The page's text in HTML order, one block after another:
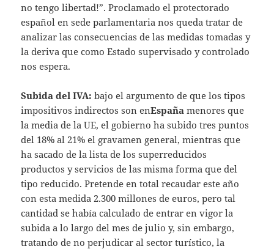
no tengo libertad!”. Proclamado el protectorado
español en sede parlamentaria nos queda tratar de
analizar las consecuencias de las medidas tomadas y
la deriva que como Estado supervisado y controlado
nos espera.
Subida del IVA: bajo el argumento de que los tipos
impositivos indirectos son enEspañamenores que
la media de la UE, el gobierno ha subido tres puntos
del 18% al 21% el gravamen general, mientras que
ha sacado de la lista de los superreducidos
productos y servicios de las misma forma que del
tipo reducido. Pretende en total recaudar este año
con esta medida 2.300 millones de euros, pero tal
cantidad se había calculado de entrar en vigor la
subida a lo largo del mes de julio y, sin embargo,
tratando de no perjudicar al sector turístico, la